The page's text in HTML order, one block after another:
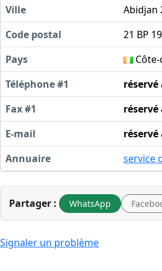
Ville
Abidjan
Code postal
21 BP
Pays
Téléphone #1
Fax #1
E-mail
Annuaire
service
Partager : WhatsApp
Signaler un problème